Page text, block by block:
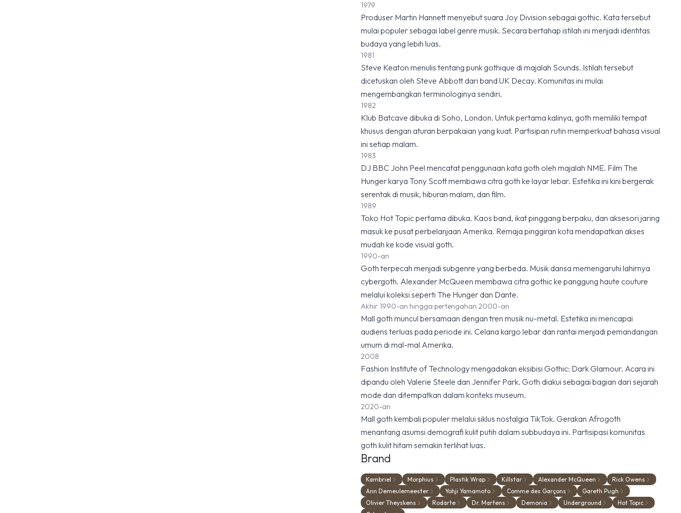
1979
Produser Martin Hannett menyebut suara Joy Division sebagai gothic. Kata tersebut
mulai populer sebagai label genre musik. Secara bertahap istilah ini menjadi identitas
budaya yang lebih luas.
1981
Steve Keaton menulis tentang punk gothique di majalah Sounds. Istilah tersebut
dicetuskan oleh Steve Abbott dari band UK Decay. Komunitas ini mulai
mengembangkan terminologinya sendiri.
1982
Klub Batcave dibuka di Soho, London. Untuk pertama kalinya, goth memiliki tempat
khusus dengan aturan berpakaian yang kuat. Partisipan rutin memperkuat bahasa visual
ini setiap malam.
1983
DJ BBC John Peel mencatat penggunaan kata goth oleh majalah NME. Film The
Hunger karya Tony Scott membawa citra goth ke layar lebar. Estetika ini kini bergerak
serentak di musik, hiburan malam, dan film.
1989
Toko Hot Topic pertama dibuka. Kaos band, ikat pinggang berpaku, dan aksesori jaring
masuk ke pusat perbelanjaan Amerika. Remaja pinggiran kota mendapatkan akses
mudah ke kode visual goth.
1990-an
Goth terpecah menjadi subgenre yang berbeda. Musik dansa memengaruhi lahirnya
cybergoth. Alexander McQueen membawa citra gothic ke panggung haute couture
melalui koleksi seperti The Hunger dan Dante.
Akhir 1990-an hingga pertengahan 2000-an
Mall goth muncul bersamaan dengan tren musik nu-metal. Estetika ini mencapai
audiens terluas pada periode ini. Celana kargo lebar dan rantai menjadi pemandangan
umum di mal-mal Amerika.
2008
Fashion Institute of Technology mengadakan eksibisi Gothic: Dark Glamour. Acara ini
dipandu oleh Valerie Steele dan Jennifer Park. Goth diakui sebagai bagian dari sejarah
mode dan ditempatkan dalam konteks museum.
2020-an
Mall goth kembali populer melalui siklus nostalgia TikTok. Gerakan Afrogoth
menantang asumsi demografi kulit putih dalam subbudaya ini. Partisipasi komunitas
goth kulit hitam semakin terlihat luas.
Brand
Kambriel Morphius Plastik Wrap Killstar Alexander McQueen
Rick Owens
Ann Demeulemeester
Yohji Yamamoto Comme des Garçons
Gareth Pugh
Olivier Theyskens
Rodarte Dr. Martens Demonia Underground
Hot Topic